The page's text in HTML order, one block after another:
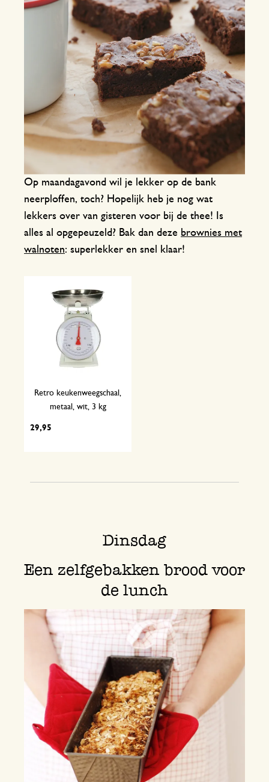
Op maandagavond wil je lekker op de bank
neerploffen, toch? Hopelijk heb je nog wat
lekkers over van gisteren voor bij de thee! Is
alles al opgepeuzeld? Bak dan deze brownies met
walnoten: superlekker en snel klaar!
Retro keukenweegschaal,
metaal, wit, 3 kg
29,95
Dinsdag
Een zelfgebakken brood voor
de lunch